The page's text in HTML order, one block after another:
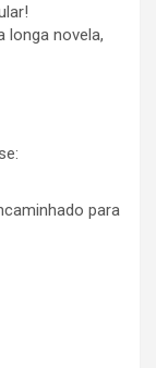
longa novela,
para